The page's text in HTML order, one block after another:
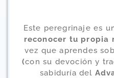
Este peregrinaje es
reconocer tu propia
vez que aprendes
(con su devoción y
sabiduría del